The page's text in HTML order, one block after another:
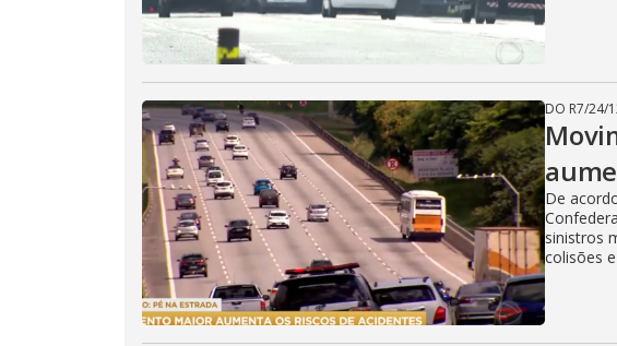
DO R7/24/
De
sinistros
colisões